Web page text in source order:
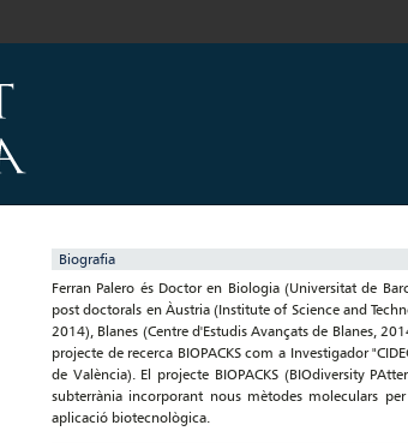
Biografia
Ferran Palero és Doctor en Biologia (Universitat de
post doctorals en Àustria (Institute of Science and
2014), Blanes (Centre d'Estudis Avançats de Blanes,
projecte de recerca BIOPACKS com a Investigador
de València). El projecte BIOPACKS (BIOdiversity
subterrània incorporant nous mètodes moleculars
aplicació biotecnològica.